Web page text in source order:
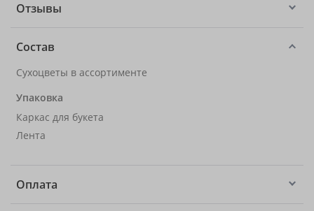
Отзывы
Состав
Сухоцветы в ассортименте
Упаковка
Каркас для букета
Лента
Оплата